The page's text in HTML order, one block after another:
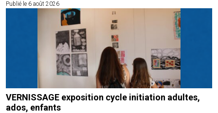
Publié le 6 août 2026
VERNISSAGE exposition cycle initiation adultes,
ados, enfants